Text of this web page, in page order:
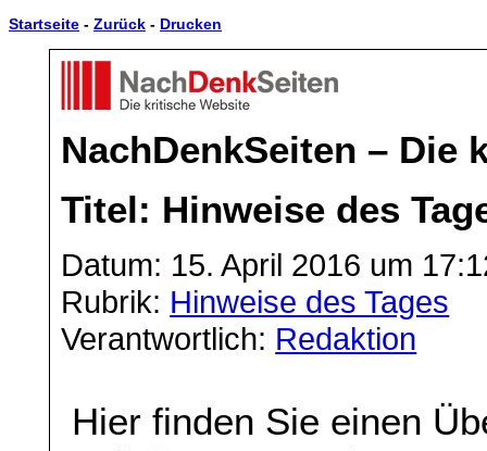
Startseite - Zurück - Drucken
NachDenkSeiten – Die
Titel: Hinweise des
Datum: 15. April 2016 um
Rubrik: Hinweise des Tages
Verantwortlich: Redaktion
Hier finden Sie einen